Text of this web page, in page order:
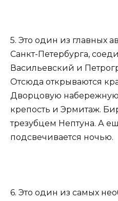
5. Это один из главных
Санкт-Петербурга,
Васильевский и
Отсюда открываются
Дворцовую
крепость и Эрмитаж.
трезубцем Нептуна. А
подсвечивается ночью.
6. Это один из самых